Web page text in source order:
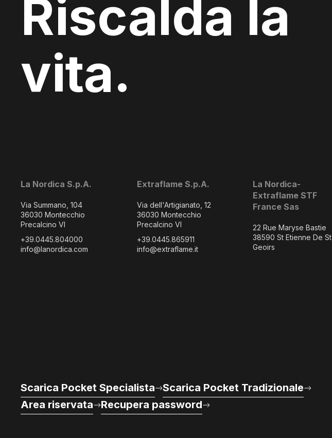
Riscalda la
vita.
La Nordica S.p.A.
Via Summano, 104
36030 Montecchio
Precalcino VI
+39.0445.804000
info@lanordica.com
Extraflame S.p.A.
Via dell'Artigianato, 12
36030 Montecchio
Precalcino VI
+39.0445.865911
info@extraflame.it
La Nordica-
Extraflame STF
France Sas
22 Rue Maryse Bastie
38590 St Etienne De St
Geoirs
Scarica Pocket Specialista
Scarica Pocket Tradizionale
Area riservata
Recupera password